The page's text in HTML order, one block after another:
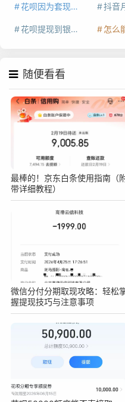
花呗因为套现被限额了这种情况要多久才会好 抖音月付
花呗提现到银行卡 怎么能把京
随便看看
最棒的！京东白条使用指南（
带详细教程）
微信分付分期取现攻略：轻松
握提现技巧与注意事项